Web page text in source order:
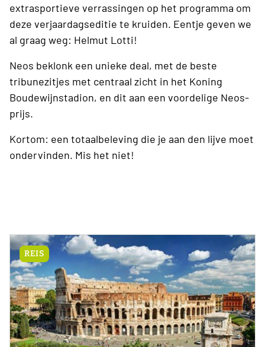
extrasportieve verrassingen op het programma om
deze verjaardagseditie te kruiden. Eentje geven we
al graag weg: Helmut Lotti!
Neos beklonk een unieke deal, met de beste
tribunezitjes met centraal zicht in het Koning
Boudewijnstadion, en dit aan een voordelige Neos-
prijs.
Kortom: een totaalbeleving die je aan den lijve moet
ondervinden. Mis het niet!
REIS